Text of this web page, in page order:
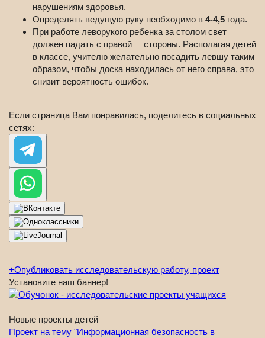
нарушениям здоровья.
Определять ведущую руку необходимо в 4-4,5 года.
При работе леворукого ребенка за столом свет
должен падать с правой стороны. Располагая детей
в классе, учителю желательно посадить левшу таким
образом, чтобы доска находилась от него справа, это
снизит вероятность ошибок.
Если страница Вам понравилась, поделитесь в социальных
сетях:
—
+Опубликовать исследовательскую работу, проект
Установите наш баннер!
Новые проекты детей
Проект на тему "Информационная безопасность в